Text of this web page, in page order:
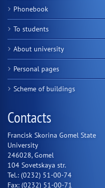
Phonebook
To students
About university
Personal pages
Scheme of buildings
Contacts
Francisk Skorina Gomel State
University
246028, Gomel
104 Sovetskaya str.
Tel.: (0232) 51-00-74
Fax: (0232) 51-00-71